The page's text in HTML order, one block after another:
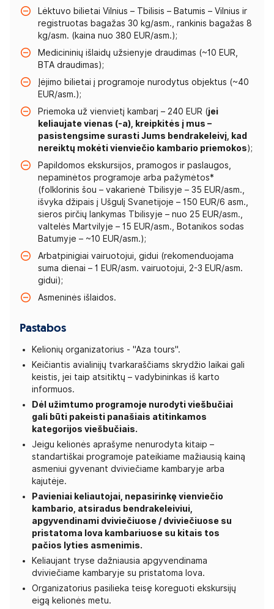
Lėktuvo bilietai Vilnius – Tbilisis – Batumis – Vilnius ir
registruotas bagažas 30 kg/asm., rankinis bagažas 8
kg/asm. (kaina nuo 380 EUR/asm.);
Medicininių išlaidų užsienyje draudimas (~10 EUR,
BTA draudimas);
Įėjimo bilietai į programoje nurodytus objektus (~40
EUR/asm.);
Priemoka už vienvietį kambarį – 240 EUR (jei
keliaujate vienas (-a), kreipkitės į mus –
pasistengsime surasti Jums bendrakeleivį, kad
nereiktų mokėti vienviečio kambario priemokos);
Papildomos ekskursijos, pramogos ir paslaugos,
nepaminėtos programoje arba pažymėtos*
(folklorinis šou – vakarienė Tbilisyje – 35 EUR/asm.,
išvyka džipais į Ušgulį Svanetijoje – 150 EUR/6 asm.,
sieros pirčių lankymas Tbilisyje – nuo 25 EUR/asm.,
valtelės Martvilyje – 15 EUR/asm., Botanikos sodas
Batumyje – ~10 EUR/asm.);
Arbatpinigiai vairuotojui, gidui (rekomenduojama
suma dienai – 1 EUR/asm. vairuotojui, 2-3 EUR/asm.
gidui);
Asmeninės išlaidos.
Pastabos
Kelionių organizatorius - "Aza tours".
Keičiantis avialinijų tvarkaraščiams skrydžio laikai gali
keistis, jei taip atsitiktų – vadybininkas iš karto
informuos.
Dėl užimtumo programoje nurodyti viešbučiai
gali būti pakeisti panašiais atitinkamos
kategorijos viešbučiais.
Jeigu kelionės aprašyme nenurodyta kitaip –
standartiškai programoje pateikiame mažiausią kainą
asmeniui gyvenant dviviečiame kambaryje arba
kajutėje.
Pavieniai keliautojai, nepasirinkę vienviečio
kambario, atsiradus bendrakeleiviui,
apgyvendinami dviviečiuose / dviviečiuose su
pristatoma lova kambariuose su kitais tos
pačios lyties asmenimis.
Keliaujant tryse dažniausia apgyvendinama
dviviečiame kambaryje su pristatoma lova.
Organizatorius pasilieka teisę koreguoti ekskursijų
eigą kelionės metu.